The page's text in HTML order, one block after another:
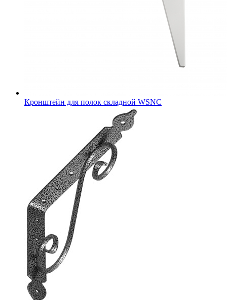
Кронштейн для полок складной WSNC